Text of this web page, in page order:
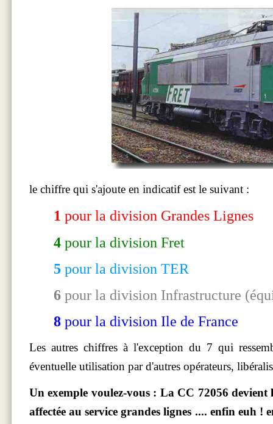
le chiffre qui s'ajoute en indicatif est le suivant :
1 pour la division Grandes Lignes
4 pour la division Fret
5 pour la division TER
6 pour la division Infrastructure
8 pour la division Ile de France
Les autres chiffres à l'exception du 7 qui
éventuelle utilisation par d'autres opérateurs,
Un exemple voulez-vous : La CC 72056 devient
affectée au service grandes lignes .... enfin euh !